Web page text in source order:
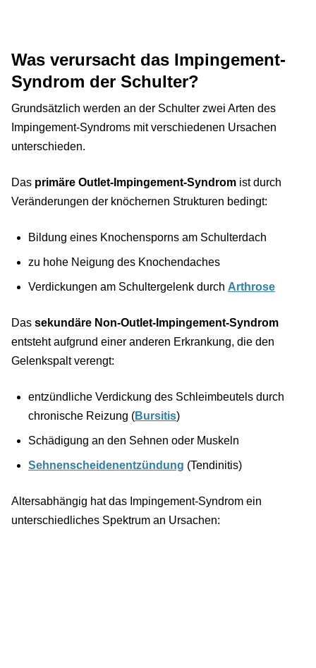
Was verursacht das Impingement-
Syndrom der Schulter?
Grundsätzlich werden an der Schulter zwei Arten des
Impingement-Syndroms mit verschiedenen Ursachen
unterschieden.
Das primäre Outlet-Impingement-Syndrom ist durch
Veränderungen der knöchernen Strukturen bedingt:
Bildung eines Knochensporns am Schulterdach
zu hohe Neigung des Knochendaches
Verdickungen am Schultergelenk durch Arthrose
Das sekundäre Non-Outlet-Impingement-Syndrom
entsteht aufgrund einer anderen Erkrankung, die den
Gelenkspalt verengt:
entzündliche Verdickung des Schleimbeutels durch
chronische Reizung (Bursitis)
Schädigung an den Sehnen oder Muskeln
Sehnenscheidenentzündung (Tendinitis)
Altersabhängig hat das Impingement-Syndrom ein
unterschiedliches Spektrum an Ursachen: